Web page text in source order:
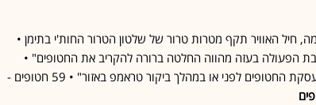
חיל האוויר תקף מטרות טרור של שלטון הטרור החות'י בתימן •
הפעולה בעזה מהווה החלטה ברורה להקריב את החטופים" •
וויטקוף: "מצפה להתקדמות בעסקת החטופים לפני או במהלך ביקור טראמפ באזור" • 59 חטופים -